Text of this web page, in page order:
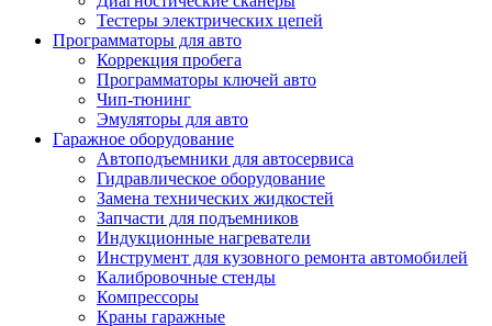
Тестеры электрических цепей
Программаторы для авто
Коррекция пробега
Программаторы ключей авто
Чип-тюнинг
Эмуляторы для авто
Гаражное оборудование
Автоподъемники для автосервиса
Гидравлическое оборудование
Замена технических жидкостей
Запчасти для подъемников
Индукционные нагреватели
Инструмент для кузовного ремонта автомобилей
Калибровочные стенды
Компрессоры
Краны гаражные